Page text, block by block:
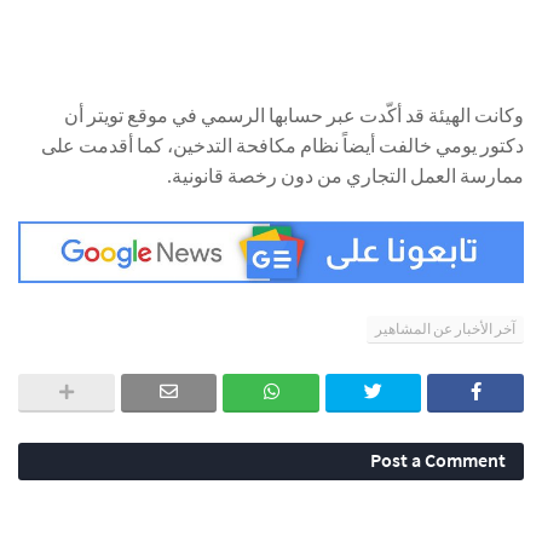
وكانت الهيئة قد أكّدت عبر حسابها الرسمي في موقع تويتر أن
دكتور يومي خالفت أيضاً نظام مكافحة التدخين، كما أقدمت على
ممارسة العمل التجاري من دون رخصة قانونية.
آخر الأخبار عن المشاهير
Post a Comment